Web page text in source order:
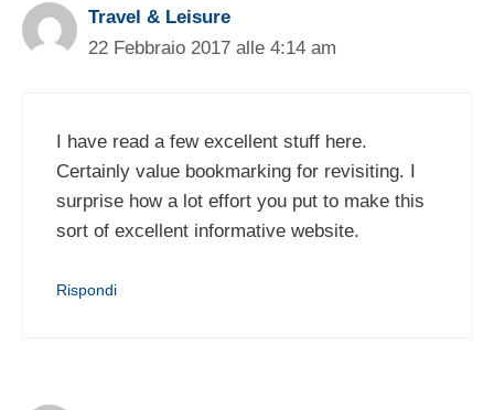
Travel & Leisure
22 Febbraio 2017 alle 4:14 am
I have read a few excellent stuff here.
Certainly value bookmarking for revisiting. I
surprise how a lot effort you put to make this
sort of excellent informative website.
Rispondi